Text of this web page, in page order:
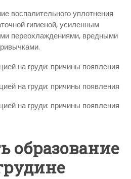
воспалительного уплотнения
гигиеной, усиленным
переохлаждениями, вредными
образование